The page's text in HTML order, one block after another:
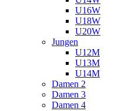
U16W
U18W
U20W
Jungen
U12M
U13M
U14M
Damen 2
Damen 3
Damen 4